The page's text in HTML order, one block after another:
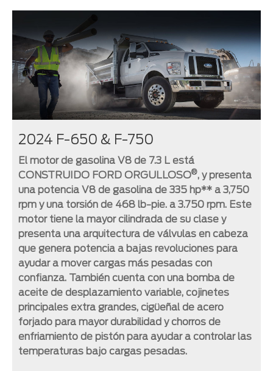
2024 F-650 & F-750
El motor de gasolina V8 de 7.3 L está
CONSTRUIDO FORD ORGULLOSO®, y presenta
una potencia V8 de gasolina de 335 hp** a 3,750
rpm y una torsión de 468 lb-pie. a 3.750 rpm. Este
motor tiene la mayor cilindrada de su clase y
presenta una arquitectura de válvulas en cabeza
que genera potencia a bajas revoluciones para
ayudar a mover cargas más pesadas con
confianza. También cuenta con una bomba de
aceite de desplazamiento variable, cojinetes
principales extra grandes, cigüeñal de acero
forjado para mayor durabilidad y chorros de
enfriamiento de pistón para ayudar a controlar las
temperaturas bajo cargas pesadas.